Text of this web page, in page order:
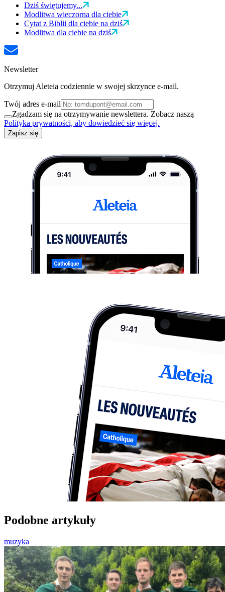
Dziś świętujemy...
Modlitwa wieczorna dla ciebie
Cytat z Biblii dla ciebie na dziś
Modlitwa dla ciebie na dziś
Newsletter
Otrzymuj Aleteia codziennie w swojej skrzynce e-mail.
Twój adres e-mail
Zgadzam się na otrzymywanie newslettera. Zobacz naszą
Polityka prywatności, aby dowiedzieć się więcej.
Zapisz się
Podobne artykuły
muzyka